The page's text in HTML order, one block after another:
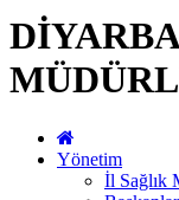
Yönetim
İl Sağlık